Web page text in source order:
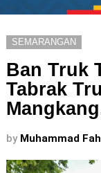
SEMARANGAN
Ban Truk
Tabrak
by Muhammad